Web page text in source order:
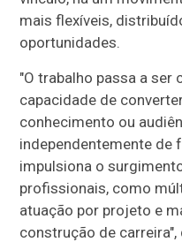
mais flexíveis,
oportunidades.
"O trabalho passa a ser
capacidade de
conhecimento ou
independentemente
impulsiona o
profissionais, como
atuação por projeto e
construção de carreira",